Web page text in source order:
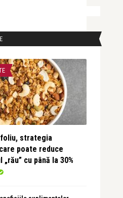
strategia
poate reduce
cu până la 30%